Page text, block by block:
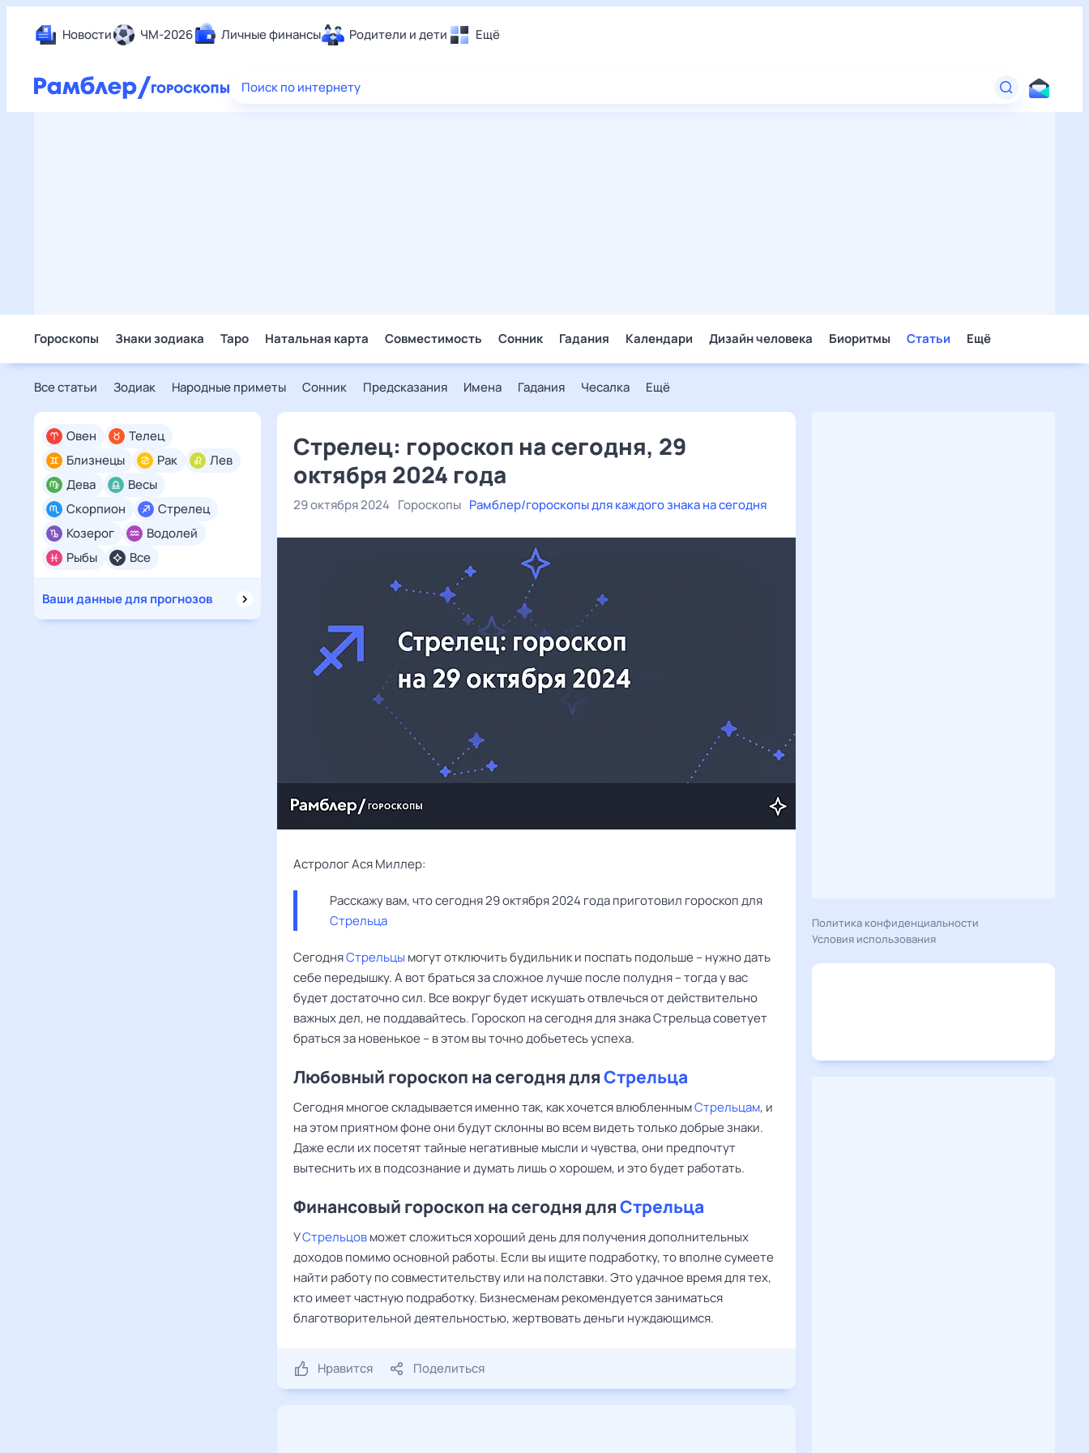
Новости ЧМ-2026 Личные финансы Родители и дети Ещё
Еда
Поиск по интернету
Гороскопы Знаки зодиака Таро Натальная карта Совместимость Сонник Гадания Календари Дизайн человека Биоритмы Статьи Ещё
Все статьи Зодиак Народные приметы Сонник Предсказания Имена Гадания Чесалка Ещё
Все
Овен
Телец
Близнецы
Рак
Лев
Дева
Весы
Скорпион
Стрелец
Козерог
Водолей
Рыбы
Ваши данные для прогнозов
Стрелец: гороскоп на сегодня, 29
октября 2024 года
29 октября 2024 Гороскопы Рамблер/гороскопы для каждого знака на сегодня
Астролог Ася Миллер:
Стрельца
СегодняСтрельцы могут отключить будильник и поспать подольше – нужно дать
себе передышку. А вот браться за сложное лучше после полудня – тогда у вас
будет достаточно сил. Все вокруг будет искушать отвлечься от действительно
важных дел, не поддавайтесь. Гороскоп на сегодня для знака Стрельца советует
браться за новенькое – в этом вы точно добьетесь успеха.
Любовный гороскоп на сегодня дляСтрельца
Сегодня многое складывается именно так, как хочется влюбленнымСтрельцам, и
на этом приятном фоне они будут склонны во всем видеть только добрые знаки.
Даже если их посетят тайные негативные мысли и чувства, они предпочтут
вытеснить их в подсознание и думать лишь о хорошем, и это будет работать.
Финансовый гороскоп на сегодня дляСтрельца
УСтрельцовможет сложиться хороший день для получения дополнительных
доходов помимо основной работы. Если вы ищите подработку, то вполне сумеете
найти работу по совместительству или на полставки. Это удачное время для тех,
кто имеет частную подработку. Бизнесменам рекомендуется заниматься
благотворительной деятельностью, жертвовать деньги нуждающимся.
Нравится Поделиться
Политика конфиденциальности
Условия использования